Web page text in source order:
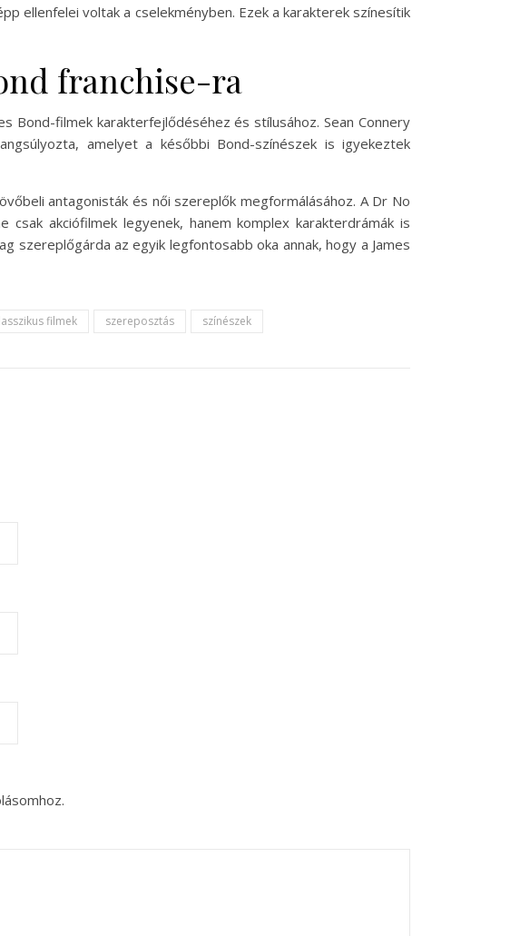
ellenfelei voltak a cselekményben. Ezek a karakterek színesítik
franchise-ra
Bond-filmek karakterfejlődéséhez és stílusához. Sean Connery
amelyet a későbbi Bond-színészek is igyekeztek
antagonisták és női szereplők megformálásához. A Dr No
akciófilmek legyenek, hanem komplex karakterdrámák is
szereplőgárda az egyik legfontosabb oka annak, hogy a James
filmek szereposztás színészek